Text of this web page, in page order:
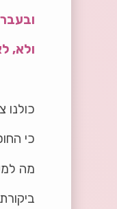
ולא,
כולנו
כי
מה